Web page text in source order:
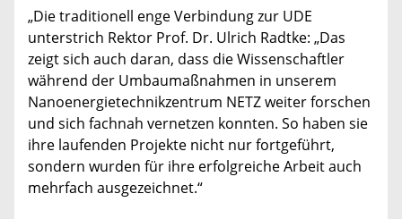
„Die traditionell enge Verbindung zur UDE
unterstrich Rektor Prof. Dr. Ulrich Radtke: „Das
zeigt sich auch daran, dass die Wissenschaftler
während der Umbaumaßnahmen in unserem
Nanoenergietechnikzentrum NETZ weiter forschen
und sich fachnah vernetzen konnten. So haben sie
ihre laufenden Projekte nicht nur fortgeführt,
sondern wurden für ihre erfolgreiche Arbeit auch
mehrfach ausgezeichnet.“